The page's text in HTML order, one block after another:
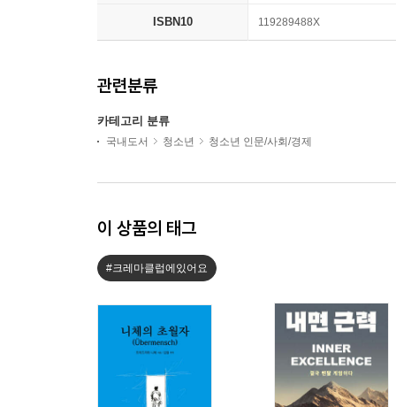
ISBN10 119289488X
관련분류
카테고리 분류
국내도서 청소년 청소년 인문/사회/경제
이 상품의 태그
#크레마클럽에있어요